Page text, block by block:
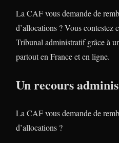
La CAF vous demande de
d’allocations ? Vous contestez
Tribunal administratif grâce à
partout en France et en ligne.
Un recours
La CAF vous demande de
d’allocations ?